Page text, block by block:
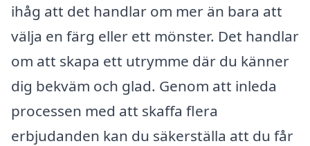
ihåg att det handlar om mer än bara att
välja en färg eller ett mönster. Det handlar
om att skapa ett utrymme där du känner
dig bekväm och glad. Genom att inleda
processen med att skaffa flera
erbjudanden kan du säkerställa att du får